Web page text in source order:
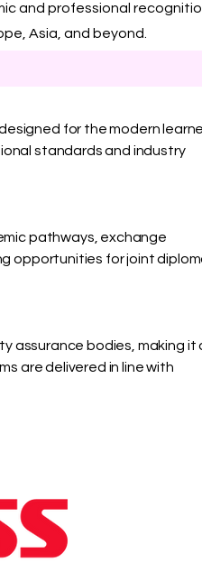
and professional
Asia, and beyond.
for the modern
standards and industry
pathways, exchange
opportunities for joint
assurance bodies, making it
are delivered in line with